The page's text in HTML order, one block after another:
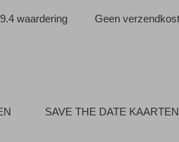
9.4 waardering Geen
SAVE THE DATE KAARTEN